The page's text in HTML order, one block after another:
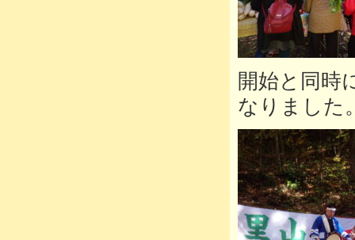
開始と同時
なりました